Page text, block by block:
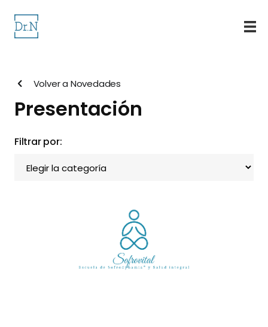
contenido
Volver a Novedades
Presentación
Filtrar por:
por: